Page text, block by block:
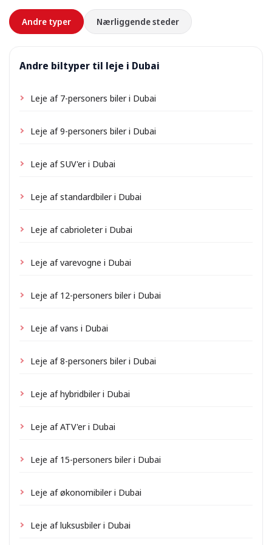
forhånd.
Andre typer Nærliggende steder
Andre biltyper til leje i Dubai
Leje af 7-personers biler i Dubai
Leje af 9-personers biler i Dubai
Leje af SUV'er i Dubai
Leje af standardbiler i Dubai
Leje af cabrioleter i Dubai
Leje af varevogne i Dubai
Leje af 12-personers biler i Dubai
Leje af vans i Dubai
Leje af 8-personers biler i Dubai
Leje af hybridbiler i Dubai
Leje af ATV'er i Dubai
Leje af 15-personers biler i Dubai
Leje af økonomibiler i Dubai
Leje af luksusbiler i Dubai